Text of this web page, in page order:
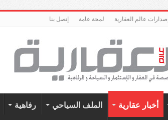
إصدارات عالم العقارية لمحة عامة إتصل بنا
أخبار عقارية الملف السياحي رفاهية